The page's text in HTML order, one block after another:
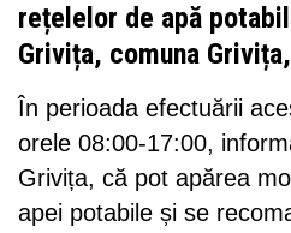
rețelelor de apă
Grivița, comuna
În perioada efectuării
orele 08:00-17:00,
Grivița, că pot apărea
apei potabile și se